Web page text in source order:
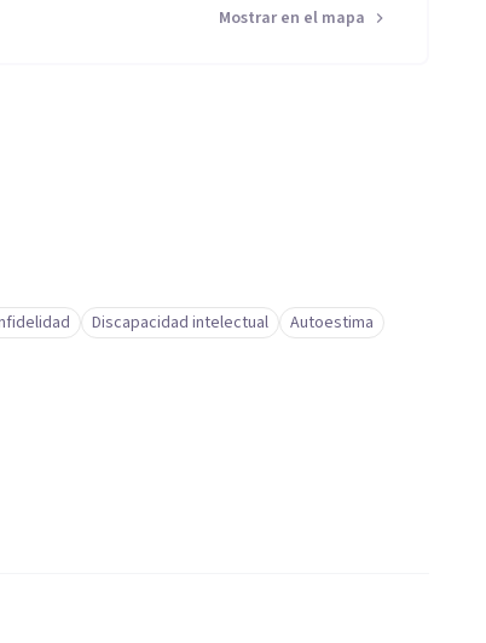
Mostrar en el mapa
Discapacidad intelectual
Autoestima